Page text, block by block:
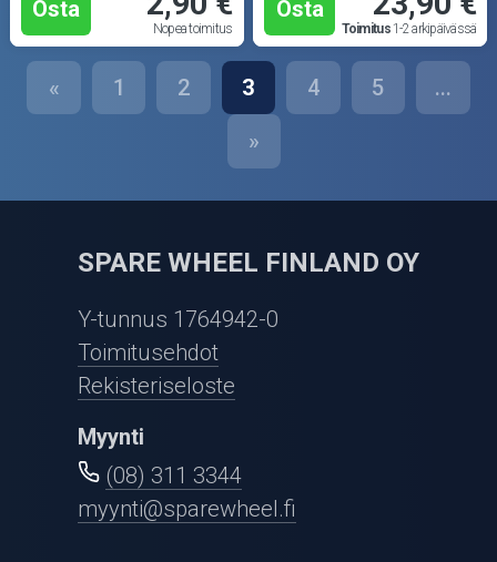
Osta
Nopea toimitus
Osta
Toimitus1-2 arkipäivässä
« 1 2 3 4 5 ...
»
SPARE WHEEL FINLAND OY
Y-tunnus 1764942-0
Toimitusehdot
Rekisteriseloste
Myynti
(08) 311 3344
myynti@sparewheel.fi